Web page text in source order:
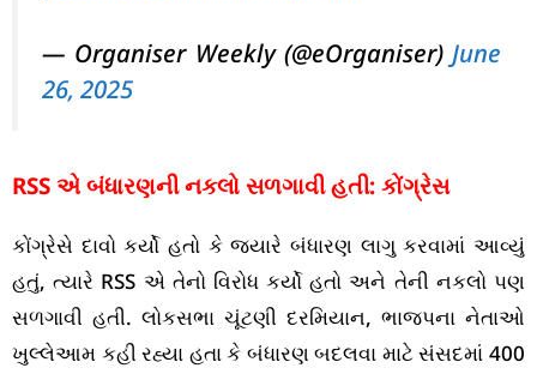
— Organiser Weekly (@eOrganiser) June
26, 2025
RSS એ બંધારણની નકલો સળગાવી હતી: કોંગ્રેસ
કોંગ્રેસે દાવો કર્યો હતો કે જ્યારે બંધારણ લાગુ કરવામાં આવ્યું
હતું, ત્યારે RSS એ તેનો વિરોધ કર્યો હતો અને તેની નકલો પણ
સળગાવી હતી. લોકસભા ચૂંટણી દરમિયાન, ભાજપના નેતાઓ
ખુલ્લેઆમ કહી રહ્યા હતા કે બંધારણ બદલવા માટે સંસદમાં 400